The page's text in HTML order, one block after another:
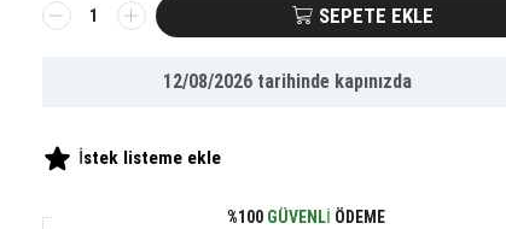
BUFFER®
Yapışkanlı
Kağıtlık
adet
SEPETE EKLE
12/08/2026tarihinde kapınızda
İstek listeme ekle
%100 GÜVENLI ÖDEME